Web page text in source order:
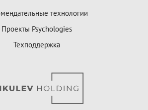
технологии
Проекты Psychologies
Техподдержка